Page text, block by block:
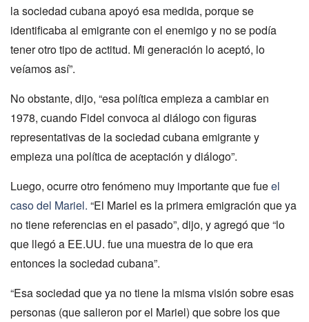
la sociedad cubana apoyó esa medida, porque se
identificaba al emigrante con el enemigo y no se podía
tener otro tipo de actitud. Mi generación lo aceptó, lo
veíamos así”.
No obstante, dijo, “esa política empieza a cambiar en
1978, cuando Fidel convoca al diálogo con figuras
representativas de la sociedad cubana emigrante y
empieza una política de aceptación y diálogo”.
Luego, ocurre otro fenómeno muy importante que fueel
caso del Mariel. “El Mariel es la primera emigración que ya
no tiene referencias en el pasado”, dijo, y agregó que “lo
que llegó a EE.UU. fue una muestra de lo que era
entonces la sociedad cubana”.
“Esa sociedad que ya no tiene la misma visión sobre esas
personas (que salieron por el Mariel) que sobre los que